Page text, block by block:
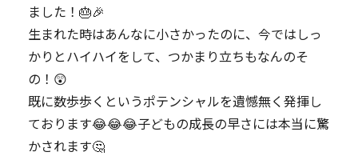
ました！🎂🎉
生まれた時はあんなに小さかったのに、今ではしっ
かりとハイハイをして、つかまり立ちもなんのそ
の！😲
既に数歩歩くというポテンシャルを遺憾無く発揮し
ております😂😂😂子どもの成長の早さには本当に驚
かされます‎🤔